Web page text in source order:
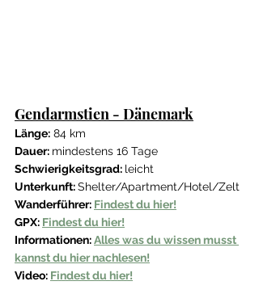
Gendarmstien - Dänemark
Länge: 84 km
Dauer: mindestens 16 Tage
Schwierigkeitsgrad: leicht
Unterkunft: Shelter/Apartment/Hotel/Zelt
Wanderführer: Findest du hier!
GPX: Findest du hier!
Informationen: Alles was du wissen musst
kannst du hier nachlesen!
Video: Findest du hier!